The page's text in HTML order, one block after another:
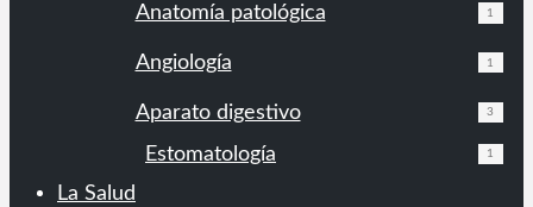
Anatomía patológica 1
Angiología 1
Aparato digestivo 3
Estomatología 1
La Salud